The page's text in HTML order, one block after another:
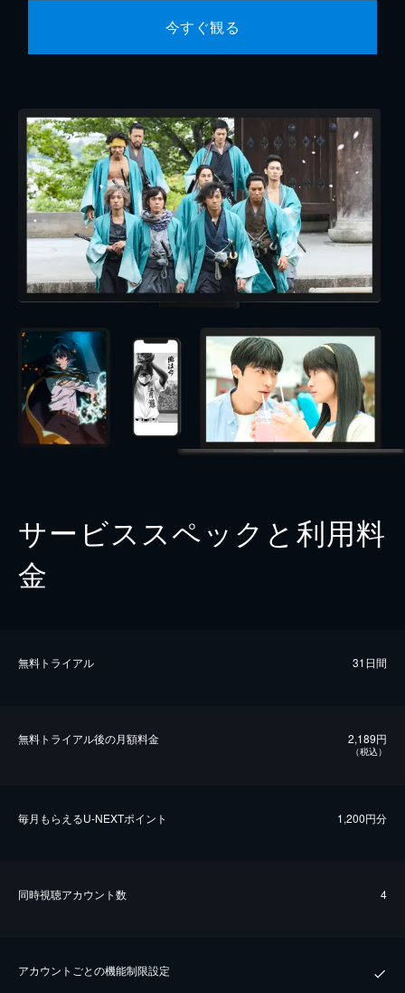
今すぐ観る
サービススペックと利用料
金
無料トライアル 31日間
無料トライアル後の⽉額料金 2,189円
（税込）
毎⽉もらえるU-NEXTポイント 1,200円分
同時視聴アカウント数 4
アカウントごとの機能制限設定